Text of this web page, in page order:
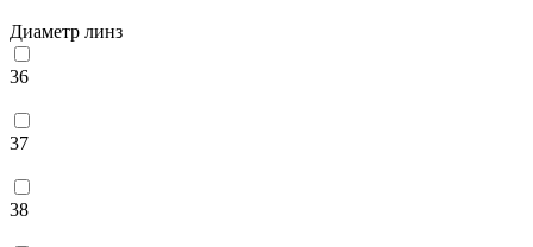
Диаметр линз
36
37
38